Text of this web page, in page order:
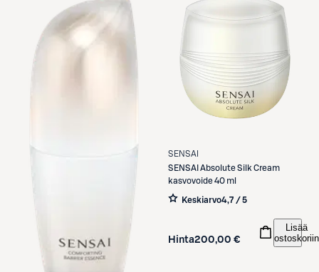
SENSAI
SENSAI Absolute Silk Cream
kasvovoide 40 ml
Keskiarvo4,7 / 5
Hinta200,00 €
Lisää
ostoskoriin